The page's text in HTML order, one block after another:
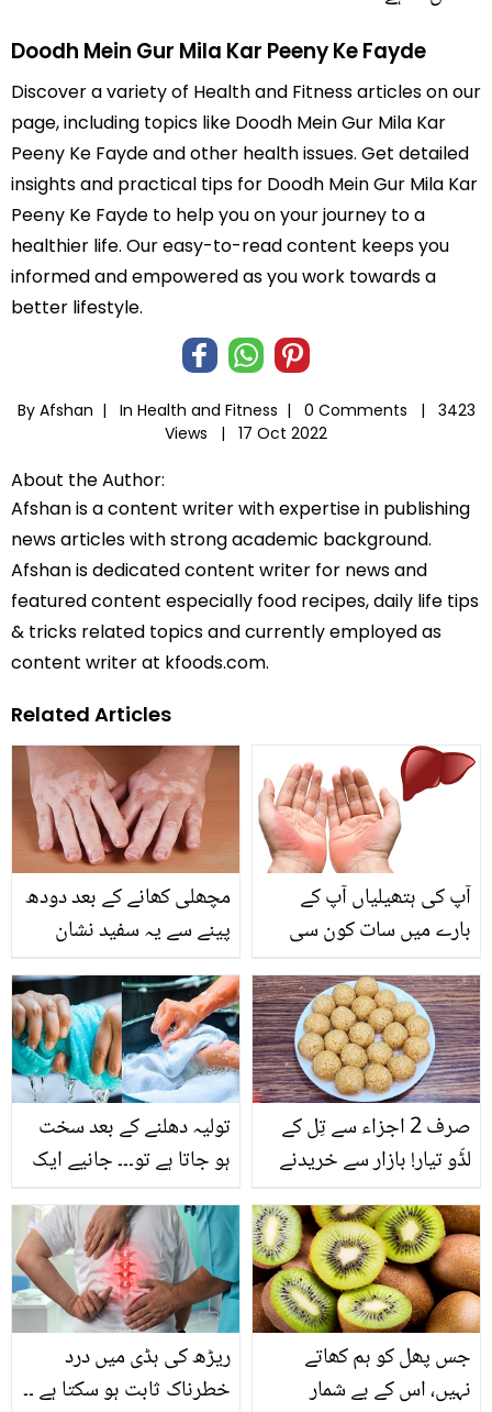
Doodh Mein Gur Mila Kar Peeny Ke Fayde
Discover a variety of Health and Fitness articles on our
page, including topics like Doodh Mein Gur Mila Kar
Peeny Ke Fayde and other health issues. Get detailed
insights and practical tips for Doodh Mein Gur Mila Kar
Peeny Ke Fayde to help you on your journey to a
healthier life. Our easy-to-read content keeps you
informed and empowered as you work towards a
better lifestyle.
By Afshan | In Health and Fitness | 0 Comments |
3423
Views |
17 Oct 2022
About the Author:
Afshan is a content writer with expertise in publishing
news articles with strong academic background.
Afshan is dedicated content writer for news and
featured content especially food recipes, daily life tips
& tricks related topics and currently employed as
content writer at kfoods.com.
Related Articles
مچھلی کھانے کے بعد دودھ
پینے سے یہ سفید نشان
کی وجہ کچھ اور ہے۔۔۔
ماہرین کیا کہتے ہیں؟
جانئیے
آپ کی ہتھیلیاں آپ کے
بارے میں سات کون سی
جن کا جاننا آپ کو بڑی
بیماریوں سے محفوظ رکھ
سکتا ہے
تولیہ دھلنے کے بعد سخت
ہو جاتا ہے تو۔۔۔ جانیے ایک
جو کپڑے دھونے کی چار
مشکلات کو آسان بنائے
صرف 2 اجزاء سے تِل کے
لڈّو تیار! بازار سے خریدنے
سارے لڈّو بنائیں اور جی
بھر کے کھائیں اور بچوں کو
بھی کھلائیں
ریڑھ کی ہڈی میں درد
خطرناک ثابت ہو سکتا ہے ۔۔
جس پھل کو ہم کھاتے
نہیں، اس کے بے شمار